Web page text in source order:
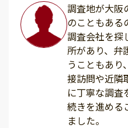
調査地が大阪
のこともある
調査会社を探
所があり、弁
うこともあり
接訪問や近隣
に丁寧な調査
続きを進める
ました。